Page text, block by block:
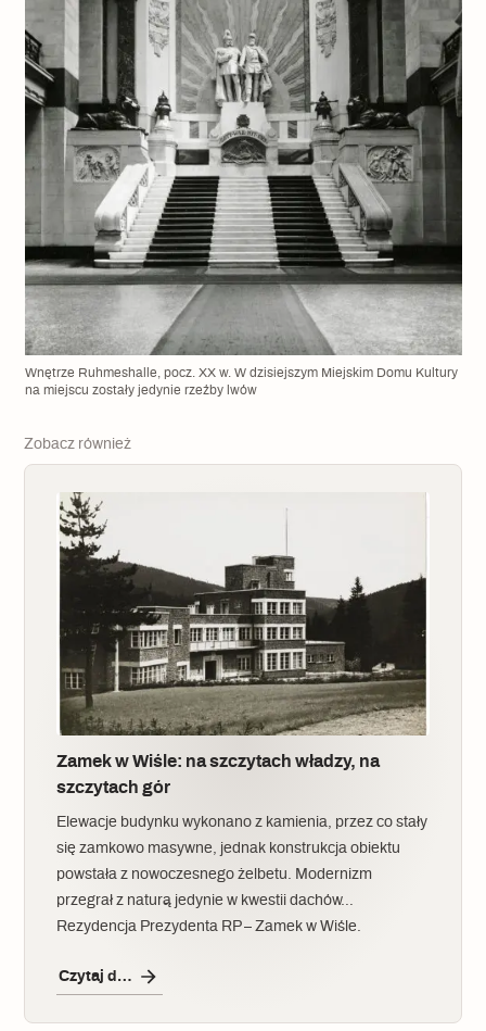
Wnętrze Ruhmeshalle, pocz. XX w. W dzisiejszym Miejskim Domu Kultury
na miejscu zostały jedynie rzeźby lwów
Zobacz również
Zamek w Wiśle: na szczytach władzy, na
szczytach gór
Elewacje budynku wykonano z kamienia, przez co stały
się zamkowo masywne, jednak konstrukcja obiektu
powstała z nowoczesnego żelbetu. Modernizm
przegrał z naturą jedynie w kwestii dachów…
Rezydencja Prezydenta RP – Zamek w Wiśle.
Czytaj dalej